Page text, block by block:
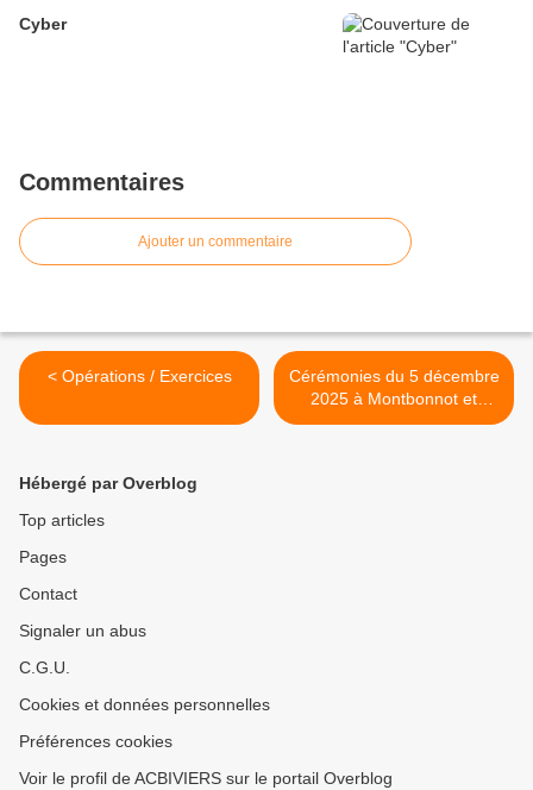
Cyber
Commentaires
Ajouter un commentaire
< Opérations / Exercices
Cérémonies du 5 décembre
2025 à Montbonnot et
Biviers >
Hébergé par Overblog
Top articles
Pages
Contact
Signaler un abus
C.G.U.
Cookies et données personnelles
Préférences cookies
Voir le profil de ACBIVIERS sur le portail Overblog